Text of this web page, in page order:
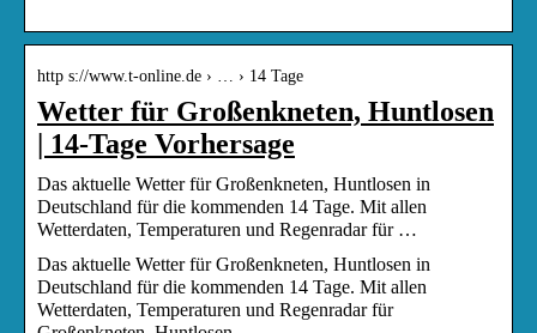
http s://www.t-online.de › … › 14 Tage
Wetter für Großenkneten, Huntlosen
| 14-Tage Vorhersage
Das aktuelle Wetter für Großenkneten, Huntlosen in
Deutschland für die kommenden 14 Tage. Mit allen
Wetterdaten, Temperaturen und Regenradar für …
Das aktuelle Wetter für Großenkneten, Huntlosen in
Deutschland für die kommenden 14 Tage. Mit allen
Wetterdaten, Temperaturen und Regenradar für